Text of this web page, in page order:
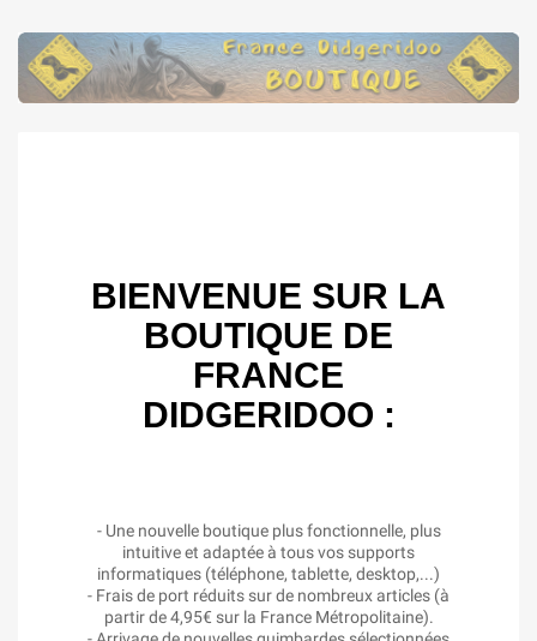
BOUTIQUE DE
FRANCE
DIDGERIDOO :
informatiques (téléphone, tablette, desktop,...)
- Frais de port réduits sur de nombreux articles (à
partir de 4,95€ sur la France Métropolitaine).
- Arrivage de nouvelles guimbardes sélectionnées
sur place.